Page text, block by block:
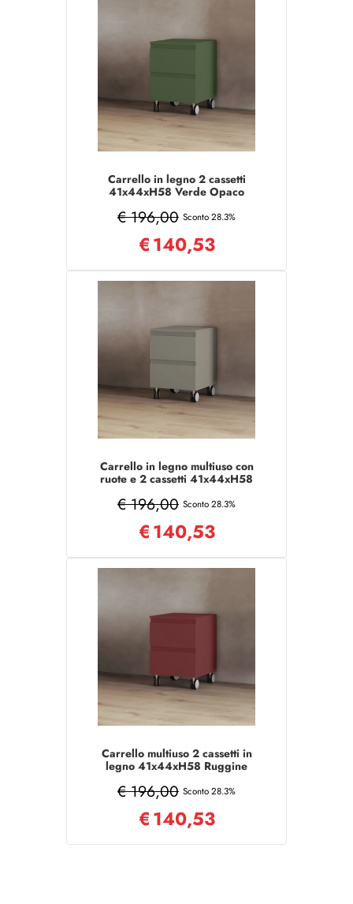
Carrello in legno 2 cassetti
41x44xH58 Verde Opaco
€ 196,00 Sconto 28.3%
€140,53
Carrello in legno multiuso con
ruote e 2 cassetti 41x44xH58
€ 196,00 Sconto 28.3%
€140,53
Carrello multiuso 2 cassetti in
legno 41x44xH58 Ruggine
€ 196,00 Sconto 28.3%
€140,53